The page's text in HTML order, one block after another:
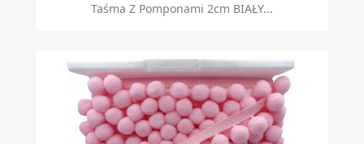
Taśma Z Pomponami 2cm BIAŁY...